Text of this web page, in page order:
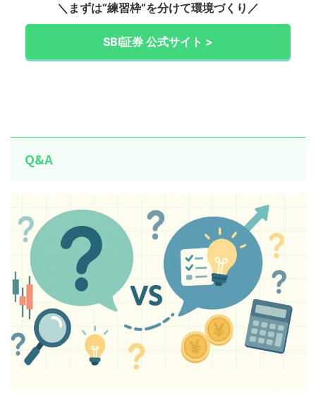
＼まずは“練習枠”を分けて環境づくり／
SBI証券 公式サイト >
Q&A